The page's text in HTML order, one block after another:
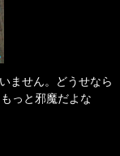
ません。どうせなら
っと邪魔だよな